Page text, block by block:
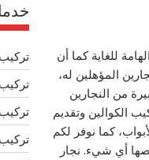
للغاية كما أن
المؤهلين له،
من النجارين
الكوالين وتقديم
كما نوفر لكم
أي شيء. نجار